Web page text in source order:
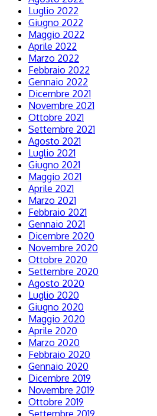
Luglio 2022
Giugno 2022
Maggio 2022
Aprile 2022
Marzo 2022
Febbraio 2022
Gennaio 2022
Dicembre 2021
Novembre 2021
Ottobre 2021
Settembre 2021
Agosto 2021
Luglio 2021
Giugno 2021
Maggio 2021
Aprile 2021
Marzo 2021
Febbraio 2021
Gennaio 2021
Dicembre 2020
Novembre 2020
Ottobre 2020
Settembre 2020
Agosto 2020
Luglio 2020
Giugno 2020
Maggio 2020
Aprile 2020
Marzo 2020
Febbraio 2020
Gennaio 2020
Dicembre 2019
Novembre 2019
Ottobre 2019